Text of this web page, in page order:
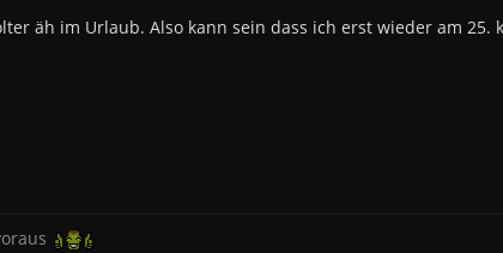
äh im Urlaub. Also kann sein dass ich erst wieder am 25.